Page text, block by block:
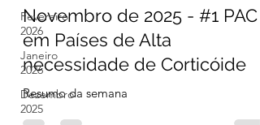
Fevereiro
2026
Janeiro
2026
Dezembro
2025
Novembro de 2025 - #1 PAC
em Países de Alta
necessidade de Corticóide
Resumo da semana